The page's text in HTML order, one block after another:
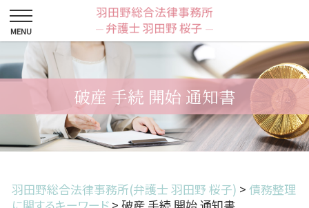
破産 手続 開始 通知書
羽田野総合法律事務所(弁護士 羽田野 桜子) > 債務整理
に関するキーワード > 破産 手続 開始 通知書